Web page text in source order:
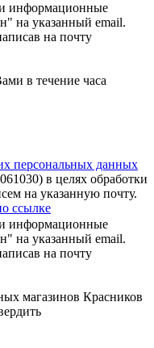
и информационные
на указанный email.
на почту
в течение часа
персональных данных
в целях обработки
на указанную почту.
ссылке
и информационные
на указанный email.
на почту
магазинов Красников